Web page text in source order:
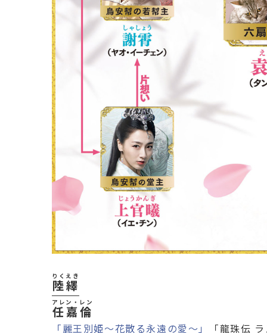
陸繹
りくえき
任嘉倫
アレン・レン
「麗王別姫～花散る永遠の愛～」 「龍珠伝